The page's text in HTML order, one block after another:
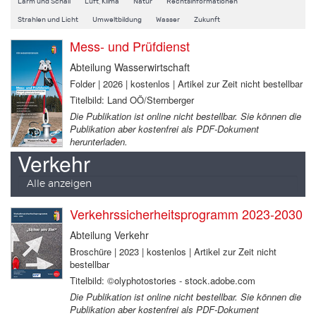
Lärm und Schall Luft, Klima Natur Rechtsinformationen
Strahlen und Licht Umweltbildung Wasser Zukunft
Mess- und Prüfdienst
Abteilung Wasserwirtschaft
Folder | 2026 | kostenlos | Artikel zur Zeit nicht bestellbar
Titelbild: Land OÖ/Sternberger
Die Publikation ist online nicht bestellbar. Sie können die
Publikation aber kostenfrei als PDF-Dokument
herunterladen.
Verkehr
Alle anzeigen
Verkehrssicherheitsprogramm 2023-2030
Abteilung Verkehr
Broschüre | 2023 | kostenlos | Artikel zur Zeit nicht
bestellbar
Titelbild: ©olyphotostories - stock.adobe.com
Die Publikation ist online nicht bestellbar. Sie können die
Publikation aber kostenfrei als PDF-Dokument